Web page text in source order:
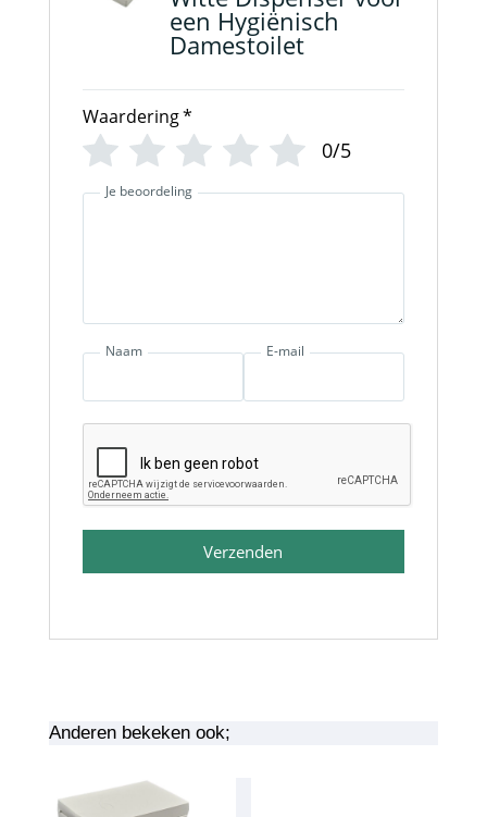
een Hygiënisch
Damestoilet
Waardering*
0/5
Je beoordeling
Naam E-mail
Verzenden
Anderen bekeken ook;